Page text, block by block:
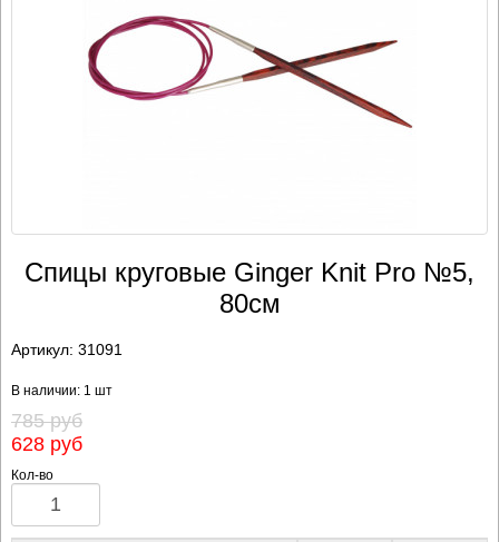
Спицы круговые Ginger Knit Pro №5,
80см
Артикул: 31091
В наличии: 1 шт
785 руб
628 руб
Кол-во